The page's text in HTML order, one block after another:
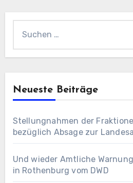
Neueste Beiträge
Stellungnahmen der
bezüglich Absage zur
Und wieder Amtliche
in Rothenburg vom DWD